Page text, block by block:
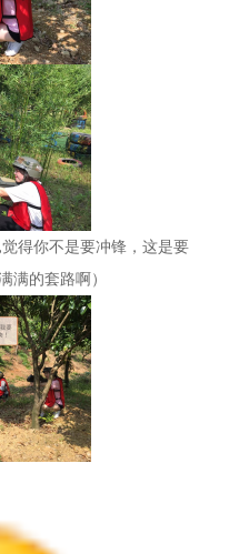
,觉得你不是要冲锋，这是要
满的套路啊）